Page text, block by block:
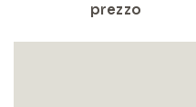
prezzo